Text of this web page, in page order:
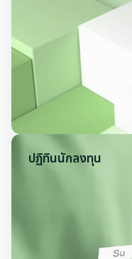
ปฏิทินนักลงทุน